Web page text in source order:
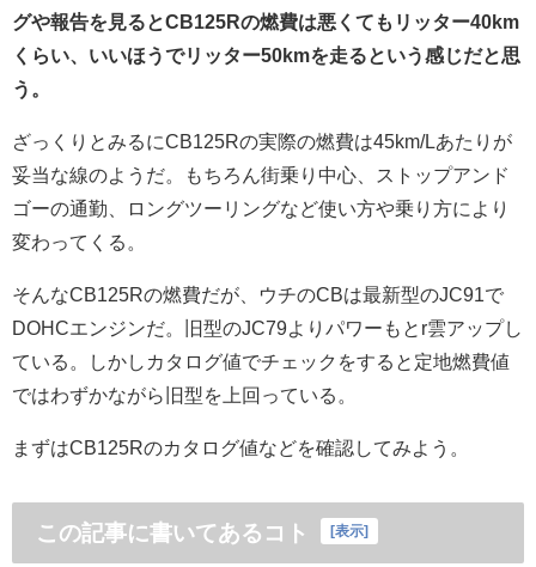
グや報告を見るとCB125Rの燃費は悪くてもリッター40km
くらい、いいほうでリッター50kmを走るという感じだと思
う。
ざっくりとみるにCB125Rの実際の燃費は45km/Lあたりが
妥当な線のようだ。もちろん街乗り中心、ストップアンド
ゴーの通勤、ロングツーリングなど使い方や乗り方により
変わってくる。
そんなCB125Rの燃費だが、ウチのCBは最新型のJC91で
DOHCエンジンだ。旧型のJC79よりパワーもとr雲アップし
ている。しかしカタログ値でチェックをすると定地燃費値
ではわずかながら旧型を上回っている。
まずはCB125Rのカタログ値などを確認してみよう。
この記事に書いてあるコト 表示